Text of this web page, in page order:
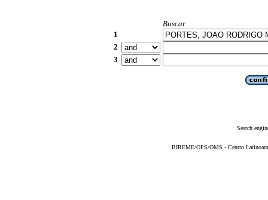
Buscar
1
2
3
Search
BIREME/OPS/OMS - Centro